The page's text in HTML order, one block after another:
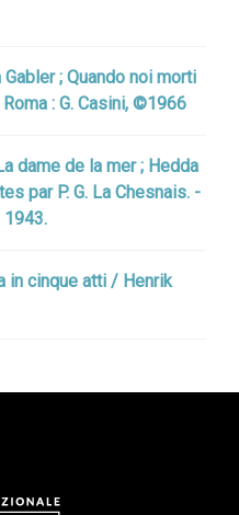
; Quando noi morti
: G. Casini, ©1966
dame de la mer ; Hedda
par P. G. La Chesnais. -
1943.
in cinque atti / Henrik